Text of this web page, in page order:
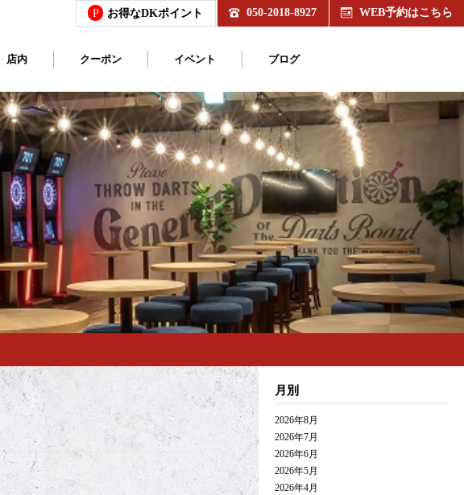
P お得なDKポイント 050-2018-8927 WEB予約はこちら
店内 クーポン イベント ブログ
月別
2026年8月
2026年7月
2026年6月
2026年5月
2026年4月